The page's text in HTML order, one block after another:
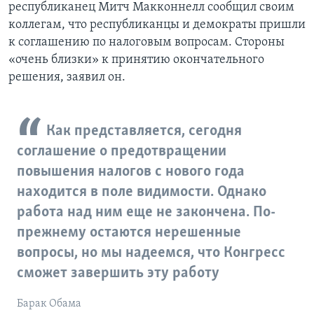
республиканец Митч Макконнелл сообщил своим
коллегам, что республиканцы и демократы пришли
к соглашению по налоговым вопросам. Стороны
«очень близки» к принятию окончательного
решения, заявил он.
Как представляется, сегодня
соглашение о предотвращении
повышения налогов с нового года
находится в поле видимости. Однако
работа над ним еще не закончена. По-
прежнему остаются нерешенные
вопросы, но мы надеемся, что Конгресс
сможет завершить эту работу
Барак Обама